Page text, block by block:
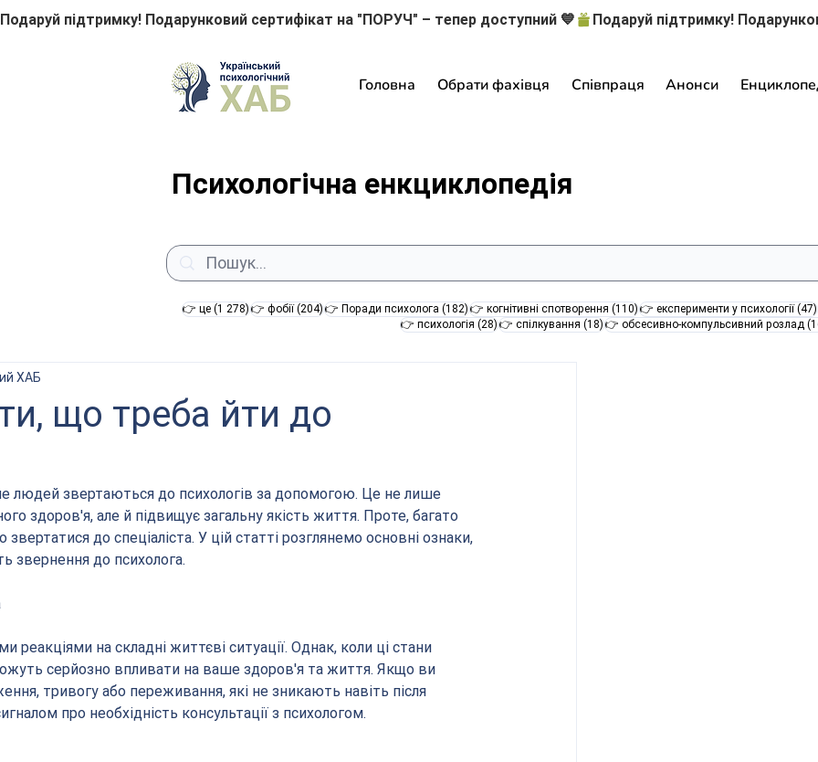
Подаруй підтримку! Подарунковий сертифікат на "ПОРУЧ" – тепер доступний 💙
Головна Обрати фахівця Співпраця Анонси
Психологічна енкциклопедія
👉 це (1 278)1 278 постів
👉 фобії (204)204 пости
👉 Поради психолога (182)182 пости
👉 когнітивні спотворення (110)110 постів
👉 експерименти у психології (47)
👉 психологія (28)28 постів
👉 спілкування (18)18 постів
👉 обсесивно-компульсивний розлад
що треба йти до
ХАБ
людей звертаються до психологів за допомогою. Це не лише
здоров'я, але й підвищує загальну якість життя. Проте, багато
до спеціаліста. У цій статті розглянемо основні ознаки,
звернення до психолога.
реакціями на складні життєві ситуації. Однак, коли ці стани
серйозно впливати на ваше здоров'я та життя. Якщо ви
тривогу або переживання, які не зникають навіть після
про необхідність консультації з психологом.